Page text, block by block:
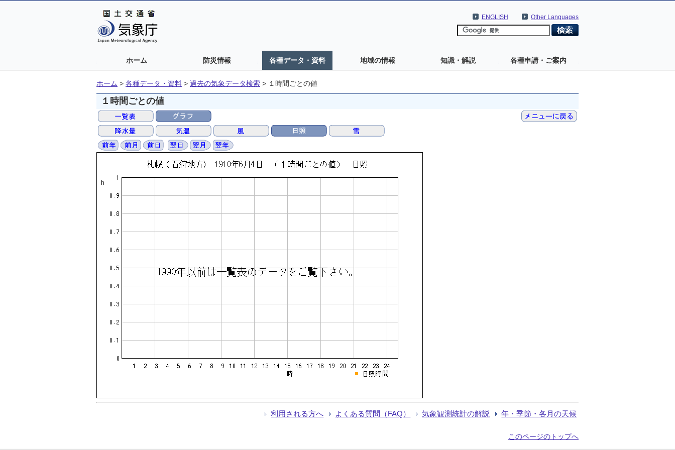
Other Languages
ENGLISH
ホーム 防災情報 各種データ・資料 地域の情報 知識・解説 各種申請・ご案内
ホーム > 各種データ・資料 > 過去の気象データ検索 > １時間ごとの値
１時間ごとの値
利用される方へ よくある質問（FAQ） 気象観測統計の解説 年・季節・各月の天候
このページのトップへ